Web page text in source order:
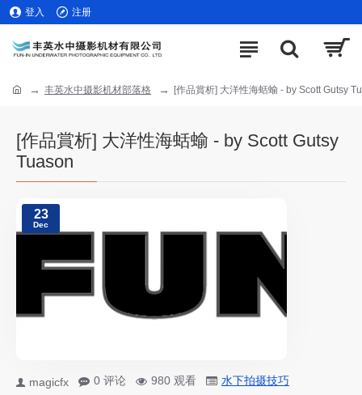
登入 注册
丰英水中摄影机材部落格 [作品賞析] 大洋性海蛞蝓 - by Scott Gutsy
[作品賞析] 大洋性海蛞蝓 - by Scott Gutsy
Tuason
23
Dec
magicfx 0 评论 980 观看 水下拍摄技巧